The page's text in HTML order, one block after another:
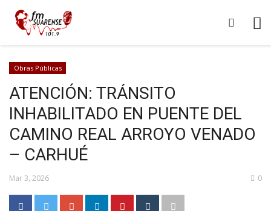
Obras Públicas
ATENCIÓN: TRÁNSITO
INHABILITADO EN PUENTE DEL
CAMINO REAL ARROYO VENADO
– CARHUÉ
Mar 3, 2026 0